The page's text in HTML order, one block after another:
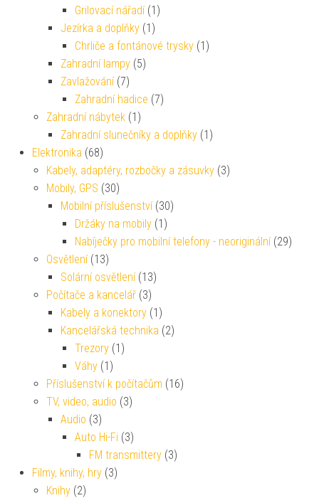
Grilovací nářadí (1)
Jezírka a doplňky (1)
Chrliče a fontánové trysky (1)
Zahradní lampy (5)
Zavlažování (7)
Zahradní hadice (7)
Zahradní nábytek (1)
Zahradní slunečníky a doplňky (1)
Elektronika (68)
Kabely, adaptéry, rozbočky a zásuvky (3)
Mobily, GPS (30)
Mobilní příslušenství (30)
Držáky na mobily (1)
Nabíječky pro mobilní telefony - neoriginální (29)
Osvětlení (13)
Solární osvětlení (13)
Počítače a kancelář (3)
Kabely a konektory (1)
Kancelářská technika (2)
Trezory (1)
Váhy (1)
Příslušenství k počítačům (16)
TV, video, audio (3)
Audio (3)
Auto Hi-Fi (3)
FM transmittery (3)
Filmy, knihy, hry (3)
Knihy (2)